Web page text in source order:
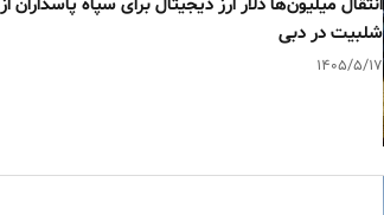
انتقال میلیون‌ها دلار ارز دیجیتال برای سپاه
شلبیت در دبی
۱۴۰۵/۵/۱۷